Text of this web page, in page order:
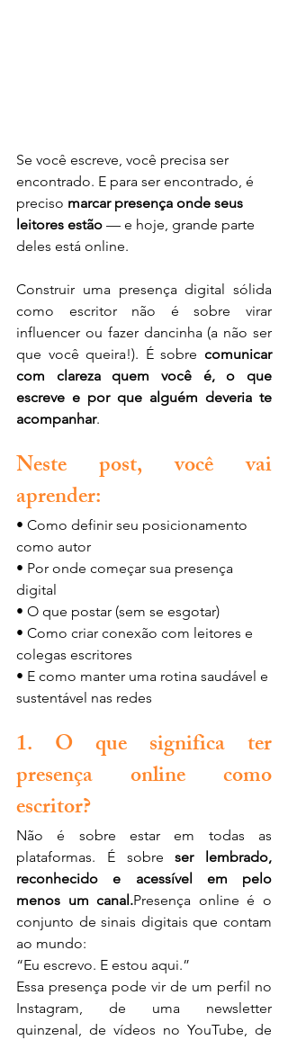
Se você escreve, você precisa ser
encontrado. E para ser encontrado, é
preciso marcar presença onde seus
leitores estão — e hoje, grande parte
deles está online.
Construir uma presença digital sólida
como escritor não é sobre virar
influencer ou fazer dancinha (a não ser
que você queira!). É sobre comunicar
com clareza quem você é, o que
escreve e por que alguém deveria te
acompanhar.
Neste post, você vai
aprender:
• Como definir seu posicionamento
como autor
• Por onde começar sua presença
digital
• O que postar (sem se esgotar)
• Como criar conexão com leitores e
colegas escritores
• E como manter uma rotina saudável e
sustentável nas redes
1. O que significa ter
presença online como
escritor?
Não é sobre estar em todas as
plataformas. É sobre ser lembrado,
reconhecido e acessível em pelo
menos um canal.Presença online é o
conjunto de sinais digitais que contam
ao mundo:
“Eu escrevo. E estou aqui.”
Essa presença pode vir de um perfil no
Instagram, de uma newsletter
quinzenal, de vídeos no YouTube, de